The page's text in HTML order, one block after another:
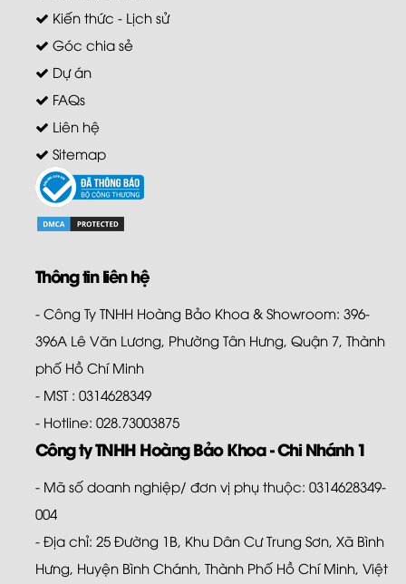
Kiến thức - Lịch sử
Góc chia sẻ
Dự án
FAQs
Liên hệ
Sitemap
Thông tin liên hệ
- Công Ty TNHH Hoàng Bảo Khoa & Showroom: 396-
396A Lê Văn Lương, Phường Tân Hưng, Quận 7, Thành
phố Hồ Chí Minh
- MST : 0314628349
- Hotline: 028.73003875
Công ty TNHH Hoàng Bảo Khoa - Chi Nhánh 1
- Mã số doanh nghiệp/ đơn vị phụ thuộc: 0314628349-
004
- Địa chỉ: 25 Đường 1B, Khu Dân Cư Trung Sơn, Xã Bình
Hưng, Huyện Bình Chánh, Thành Phố Hồ Chí Minh, Việt